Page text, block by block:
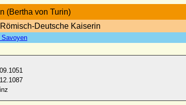
(Bertha von Turin)
Deutsche Kaiserin
Savoyen